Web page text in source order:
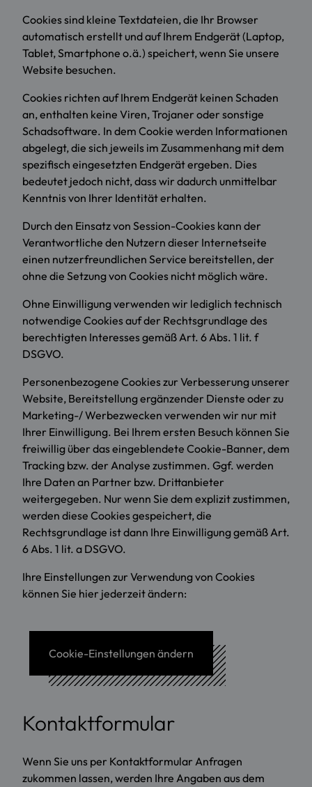
Cookies sind kleine Textdateien, die Ihr Browser
automatisch erstellt und auf Ihrem Endgerät (Laptop,
Tablet, Smartphone o.ä.) speichert, wenn Sie unsere
Website besuchen.
Cookies richten auf Ihrem Endgerät keinen Schaden
an, enthalten keine Viren, Trojaner oder sonstige
Schadsoftware. In dem Cookie werden Informationen
abgelegt, die sich jeweils im Zusammenhang mit dem
spezifisch eingesetzten Endgerät ergeben. Dies
bedeutet jedoch nicht, dass wir dadurch unmittelbar
Kenntnis von Ihrer Identität erhalten.
Durch den Einsatz von Session-Cookies kann der
Verantwortliche den Nutzern dieser Internetseite
einen nutzerfreundlichen Service bereitstellen, der
ohne die Setzung von Cookies nicht möglich wäre.
Ohne Einwilligung verwenden wir lediglich technisch
notwendige Cookies auf der Rechtsgrundlage des
berechtigten Interesses gemäß Art. 6 Abs. 1 lit. f
DSGVO.
Personenbezogene Cookies zur Verbesserung unserer
Website, Bereitstellung ergänzender Dienste oder zu
Marketing-/ Werbezwecken verwenden wir nur mit
Ihrer Einwilligung. Bei Ihrem ersten Besuch können Sie
freiwillig über das eingeblendete Cookie-Banner, dem
Tracking bzw. der Analyse zustimmen. Ggf. werden
Ihre Daten an Partner bzw. Drittanbieter
weitergegeben. Nur wenn Sie dem explizit zustimmen,
werden diese Cookies gespeichert, die
Rechtsgrundlage ist dann Ihre Einwilligung gemäß Art.
6 Abs. 1 lit. a DSGVO.
Ihre Einstellungen zur Verwendung von Cookies
können Sie hier jederzeit ändern:
Cookie-Einstellungen ändern
Kontaktformular
Wenn Sie uns per Kontaktformular Anfragen
zukommen lassen, werden Ihre Angaben aus dem